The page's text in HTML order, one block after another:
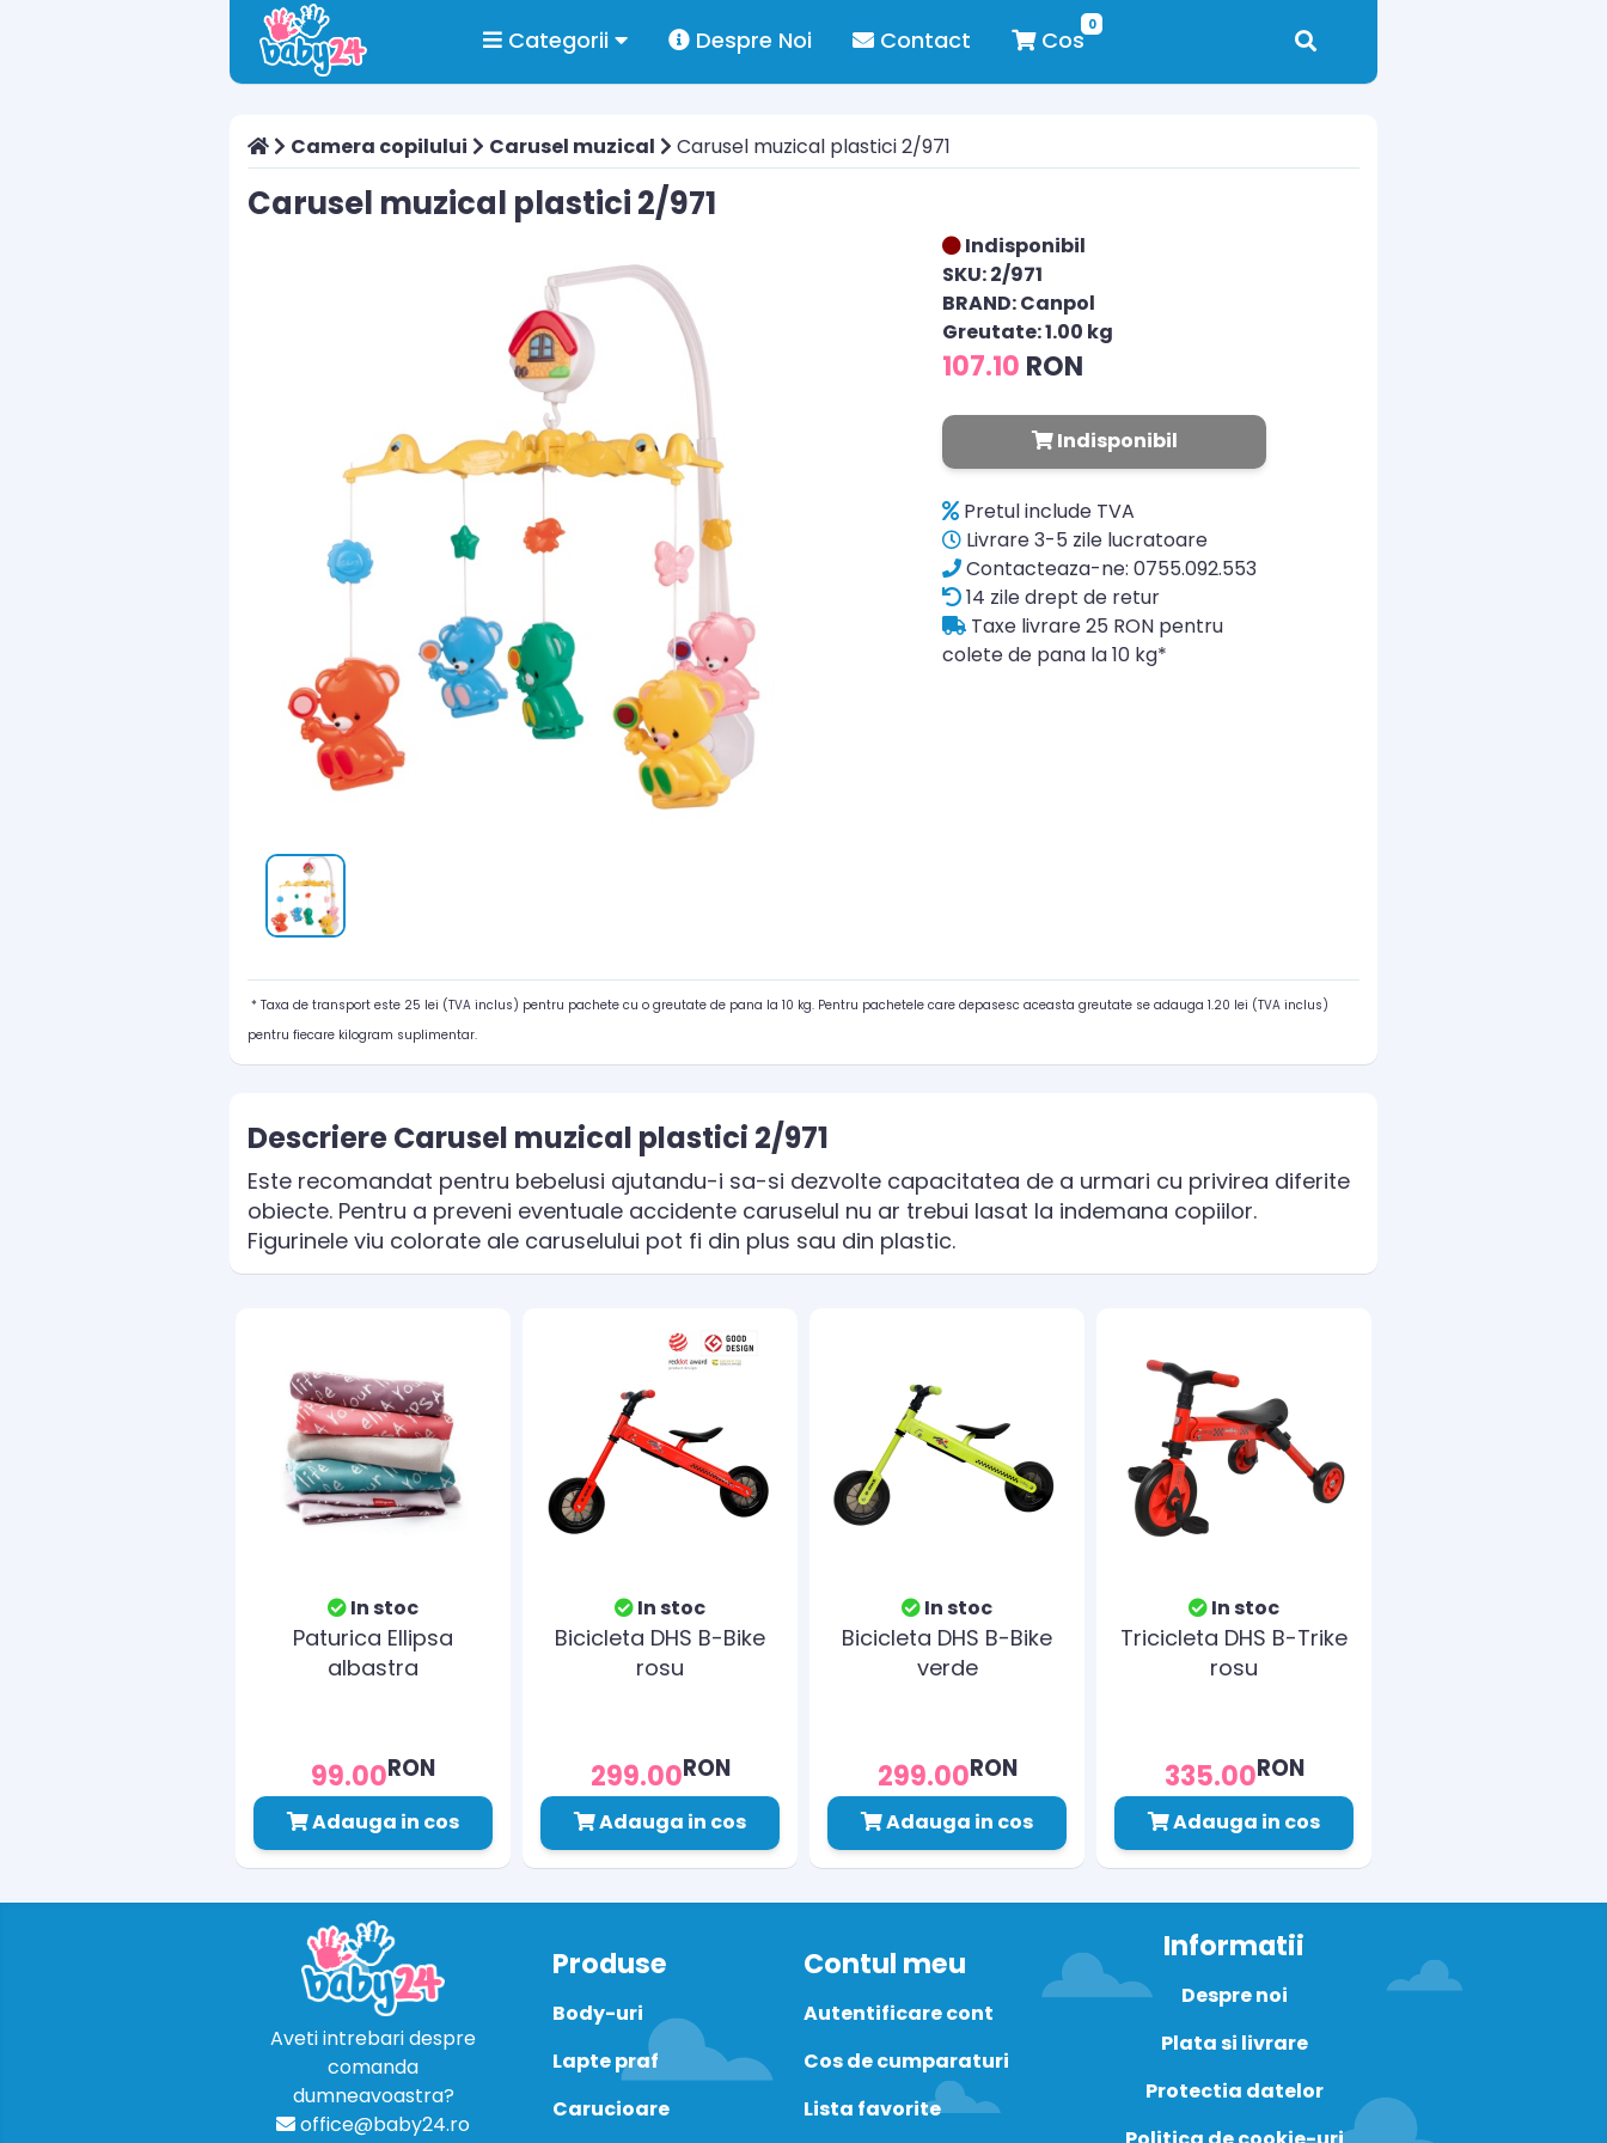
Categorii Despre Noi Contact
0
Cos
Camera copilului Carusel muzical Carusel muzical plastici 2/971
Carusel muzical plastici 2/971
Indisponibil
SKU: 2/971
BRAND: Canpol
Greutate: 1.00 kg
107.10 RON
Indisponibil
Pretul include TVA
Livrare 3-5 zile lucratoare
Contacteaza-ne: 0755.092.553
14 zile drept de retur
Taxe livrare 25 RON pentru
colete de pana la 10 kg*
* Taxa de transport este 25 lei (TVA inclus) pentru pachete cu o greutate de pana la 10 kg. Pentru pachetele care depasesc aceasta greutate se adauga 1.20 lei (TVA inclus)
pentru fiecare kilogram suplimentar.
Descriere Carusel muzical plastici 2/971
Este recomandat pentru bebelusi ajutandu-i sa-si dezvolte capacitatea de a urmari cu privirea diferite
obiecte. Pentru a preveni eventuale accidente caruselul nu ar trebui lasat la indemana copiilor.
Figurinele viu colorate ale caruselului pot fi din plus sau din plastic.
In stoc
Paturica Ellipsa
albastra
99.00RON
Adauga in cos
In stoc
Bicicleta DHS B-Bike
rosu
299.00RON
Adauga in cos
In stoc
Bicicleta DHS B-Bike
verde
299.00RON
Adauga in cos
In stoc
Tricicleta DHS B-Trike
rosu
335.00RON
Adauga in cos
Aveti intrebari despre
comanda
dumneavoastra?
office@baby24.ro
Produse
Body-uri
Lapte praf
Carucioare
Contul meu
Autentificare cont
Cos de cumparaturi
Lista favorite
Informatii
Despre noi
Plata si livrare
Protectia datelor